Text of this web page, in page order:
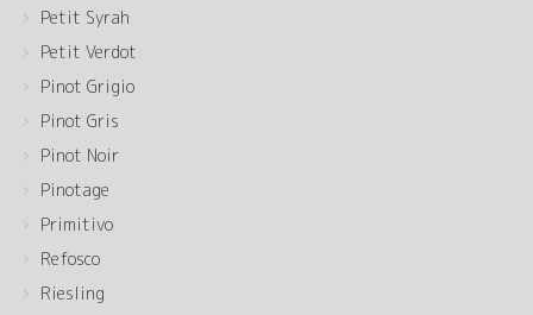
Petit Syrah
Petit Verdot
Pinot Grigio
Pinot Gris
Pinot Noir
Pinotage
Primitivo
Refosco
Riesling